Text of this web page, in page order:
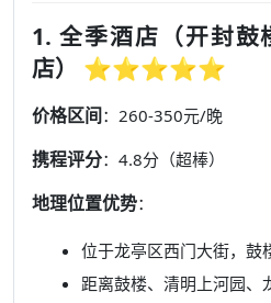
1. 全季酒店（开封鼓
店） ⭐⭐⭐⭐⭐
价格区间：260-350元/晚
携程评分：4.8分（超棒）
地理位置优势：
位于龙亭区西门大街，鼓
距离鼓楼、清明上河园、